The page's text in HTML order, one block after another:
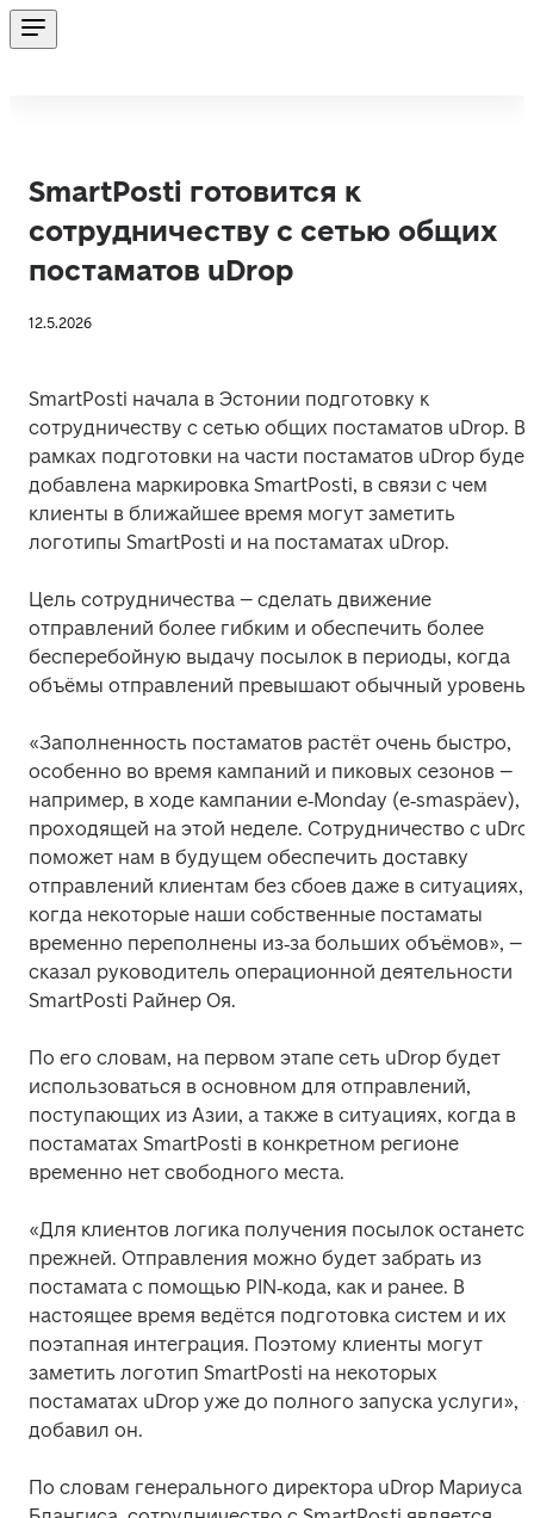
SmartPosti готовится к
сотрудничеству с сетью общих
постаматов uDrop
12.5.2026
SmartPosti начала в Эстонии подготовку к
сотрудничеству с сетью общих постаматов uDrop. В
рамках подготовки на части постаматов uDrop будет
добавлена маркировка SmartPosti, в связи с чем
клиенты в ближайшее время могут заметить
логотипы SmartPosti и на постаматах uDrop.
Цель сотрудничества – сделать движение
отправлений более гибким и обеспечить более
бесперебойную выдачу посылок в периоды, когда
объёмы отправлений превышают обычный уровень.
«Заполненность постаматов растёт очень быстро,
особенно во время кампаний и пиковых сезонов –
например, в ходе кампании e‑Monday (e‑smaspäev),
проходящей на этой неделе. Сотрудничество с
поможет нам в будущем обеспечить доставку
отправлений клиентам без сбоев даже в ситуациях,
когда некоторые наши собственные постаматы
временно переполнены из‑за больших объёмов», –
сказал руководитель операционной деятельности
SmartPosti Райнер Оя.
По его словам, на первом этапе сеть uDrop будет
использоваться в основном для отправлений,
поступающих из Азии, а также в ситуациях, когда в
постаматах SmartPosti в конкретном регионе
временно нет свободного места.
«Для клиентов логика получения посылок останется
прежней. Отправления можно будет забрать из
постамата с помощью PIN‑кода, как и ранее. В
настоящее время ведётся подготовка систем и их
поэтапная интеграция. Поэтому клиенты могут
заметить логотип SmartPosti на некоторых
постаматах uDrop уже до полного запуска услуги»,
добавил он.
По словам генерального директора uDrop Мариуса